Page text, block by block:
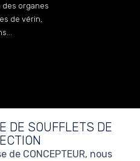
des organes
de vérin,
DE SOUFFLETS DE
CONCEPTEUR, nous